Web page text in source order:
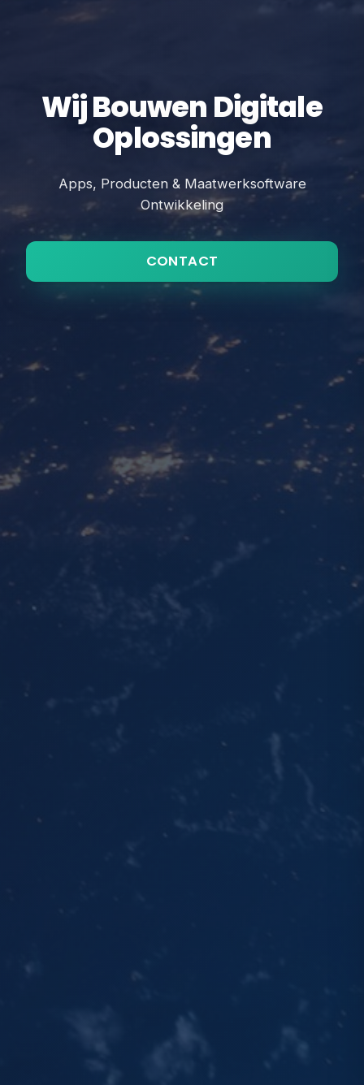
Wij Bouwen Digitale
Oplossingen
Apps, Producten & Maatwerksoftware
Ontwikkeling
CONTACT